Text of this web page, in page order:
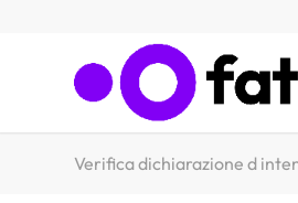
Verifica dichiarazione d